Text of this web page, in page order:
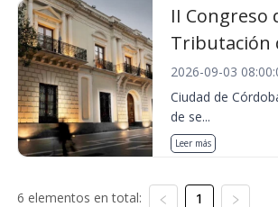
II Congreso
Tributación
2026-09-03
Ciudad de
de se...
Leer más
6 elementos en total: 1